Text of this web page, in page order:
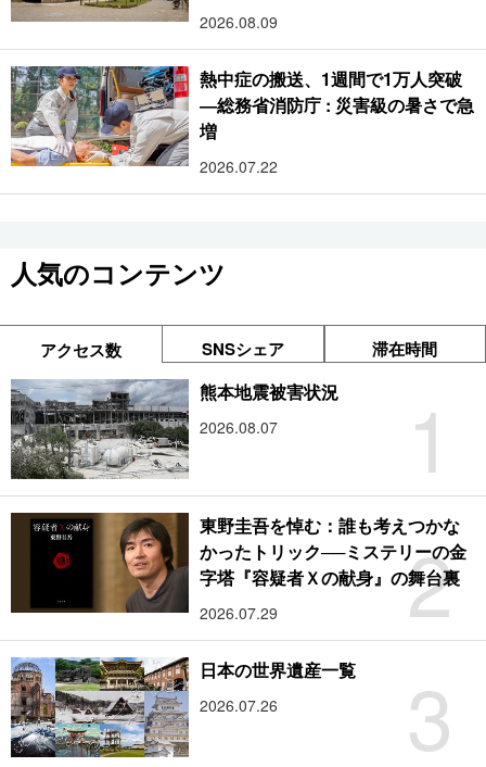
2026.08.09
熱中症の搬送、1週間で1万人突破
―総務省消防庁 : 災害級の暑さで急
増
2026.07.22
人気のコンテンツ
アクセス数 SNSシェア 滞在時間
1
熊本地震被害状況
2026.08.07
2
東野圭吾を悼む：誰も考えつかな
かったトリック──ミステリーの金
字塔『容疑者Ｘの献身』の舞台裏
2026.07.29
3
日本の世界遺産一覧
2026.07.26